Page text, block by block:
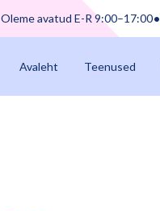
Oleme avatud E-R 9:00–17:00
Avaleht Teenused